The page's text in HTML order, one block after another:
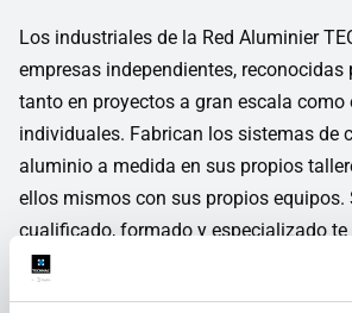
Los industriales de la Red Aluminier
empresas independientes, reconocidas
tanto en proyectos a gran escala como
individuales. Fabrican los sistemas de
aluminio a medida en sus propios
ellos mismos con sus propios equipos.
cualificado, formado y especializado
las fases del proyecto, desde el